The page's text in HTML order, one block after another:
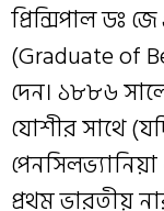
প্রিন্সিপাল ডঃ
(Graduate of
দেন। ১৮৮৬
যোশীর সাথে
প্রথম ভারতীয়